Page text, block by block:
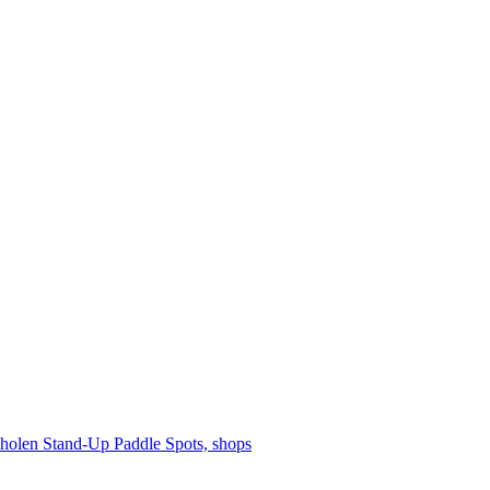
Stand-Up Paddle Spots, shops